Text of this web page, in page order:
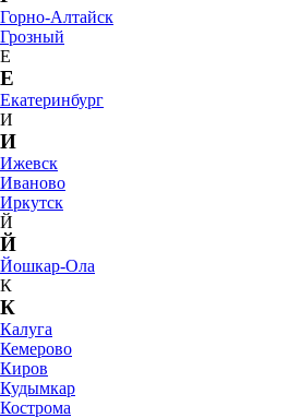
Горно-Алтайск
Грозный
Е
Е
Екатеринбург
И
И
Ижевск
Иваново
Иркутск
Й
Й
Йошкар-Ола
К
К
Калуга
Кемерово
Киров
Кудымкар
Кострома